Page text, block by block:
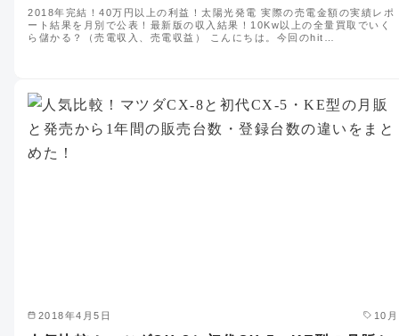
2018年完結！40万円以上の利益！太陽光発電 実際の売電金額の実績レポ
ート結果を月別で公表！最新版の収入結果！10Kw以上の全量買取でいく
ら儲かる？（売電収入、売電収益） こんにちは。今回のhit…
2018年4月5日 10月